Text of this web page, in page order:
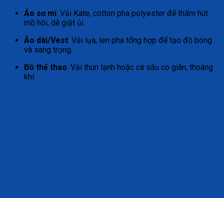
Áo sơ mi: Vải Kate, cotton pha polyester để thấm hút
mồ hôi, dễ giặt ủi.
Áo dài/Vest: Vải lụa, len pha tổng hợp để tạo độ bóng
và sang trọng.
Đồ thể thao: Vải thun lạnh hoặc cá sấu co giãn, thoáng
khí.